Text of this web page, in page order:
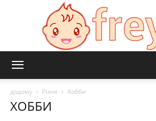
додому Різне Хобби
ХОББИ